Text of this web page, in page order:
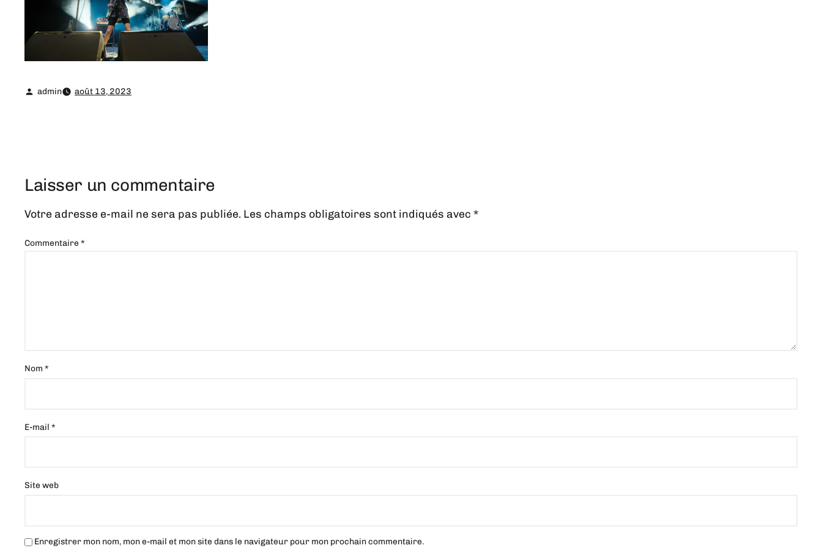
admin août 13, 2023
Laisser un commentaire
Votre adresse e-mail ne sera pas publiée. Les champs obligatoires sont indiqués avec *
Commentaire *
Nom *
E-mail *
Site web
Enregistrer mon nom, mon e-mail et mon site dans le navigateur pour mon prochain commentaire.